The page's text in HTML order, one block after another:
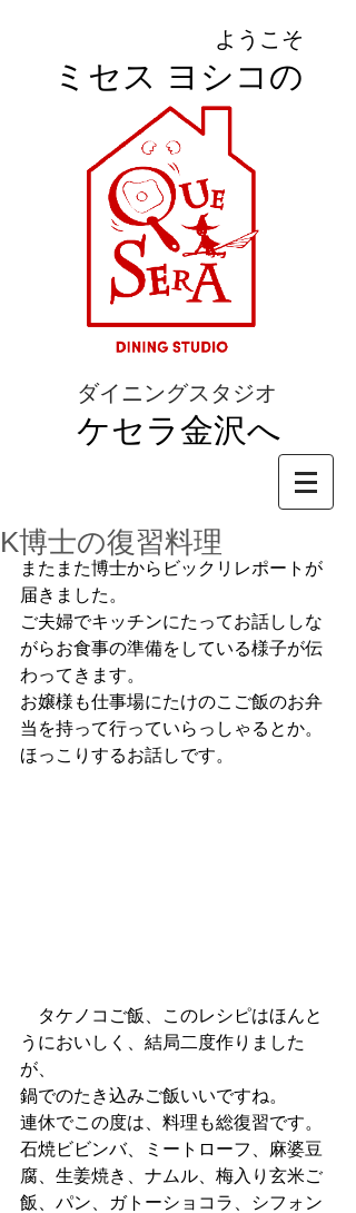
ようこそ
ミセス ヨシコの
ダイニングスタジオ
ケセラ金沢へ
K博士の復習料理
またまた博士からビックリレポートが
届きました。
ご夫婦でキッチンにたってお話ししな
がらお食事の準備をしている様子が伝
わってきます。
お嬢様も仕事場にたけのこご飯のお弁
当を持って行っていらっしゃるとか。
ほっこりするお話しです。
タケノコご飯、このレシピはほんと
うにおいしく、結局二度作りました
が、
鍋でのたき込みご飯いいですね。
連休でこの度は、料理も総復習です。
石焼ビビンバ、ミートローフ、麻婆豆
腐、生姜焼き、ナムル、梅入り玄米ご
飯、パン、ガトーショコラ、シフォン